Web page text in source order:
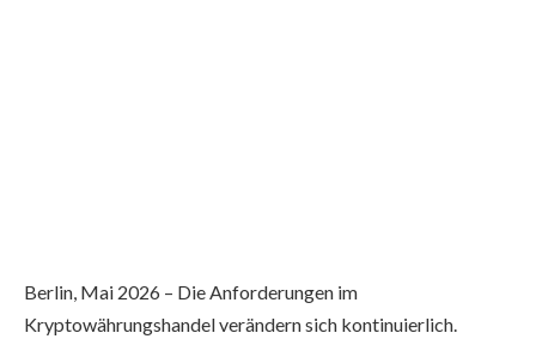
Berlin, Mai 2026 – Die Anforderungen im
Kryptowährungshandel verändern sich kontinuierlich.